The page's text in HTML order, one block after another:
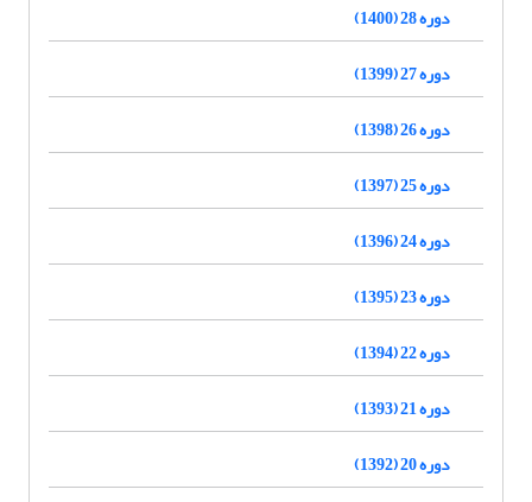
دوره 28 (1400)
دوره 27 (1399)
دوره 26 (1398)
دوره 25 (1397)
دوره 24 (1396)
دوره 23 (1395)
دوره 22 (1394)
دوره 21 (1393)
دوره 20 (1392)